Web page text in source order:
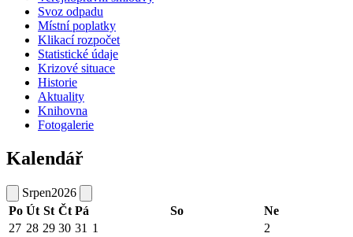
Svoz odpadu
Místní poplatky
Klikací rozpočet
Statistické údaje
Krizové situace
Historie
Aktuality
Knihovna
Fotogalerie
Kalendář
Srpen2026
Po Út St Čt Pá So
Ne
27 28 29 30 31 1 2